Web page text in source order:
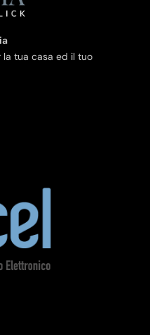
la tua casa ed il tuo